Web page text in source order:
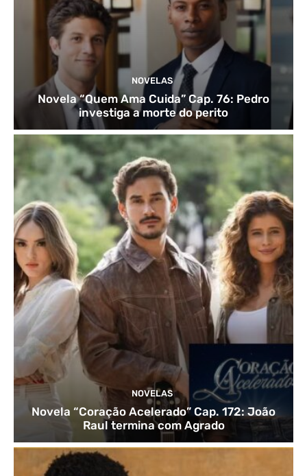
NOVELAS
Novela “Quem Ama Cuida” Cap. 76: Pedro
investiga a morte do perito
NOVELAS
Novela “Coração Acelerado” Cap. 172: João
Raul termina com Agrado